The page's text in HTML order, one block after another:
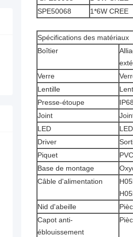
SPE50068
1*6W CREE
Spécifications des matériaux
Boîtier
Verre
Lentille
Presse-étoupe
Joint
LED
Driver
Piquet
Base de montage
Câble d'alimentation
Nid d'abeille
Capot anti-
éblouissement